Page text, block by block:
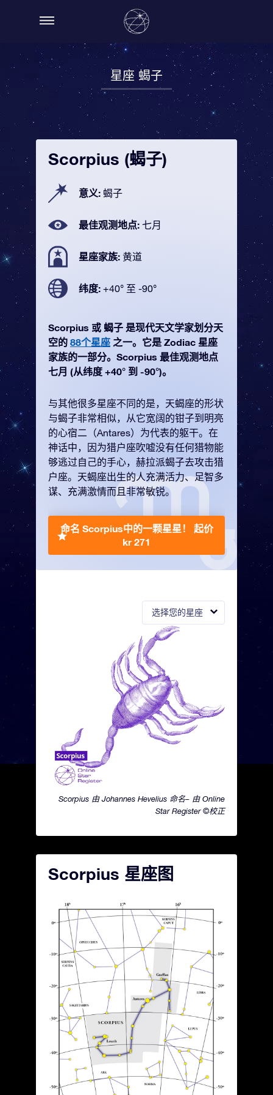
星座 蝎子
选择您的星座
Scorpius 由 Johannes Hevelius 命名– 由 Online
Star Register ©校正
Scorpius (蝎子)
意义: 蝎子
最佳观测地点: 七月
星座家族: 黄道
纬度: +40° 至 -90°
Scorpius 或 蝎子 是现代天文学家划分天
空的 88个星座 之一。它是 Zodiac 星座
家族的一部分。Scorpius 最佳观测地点
七月 (从纬度 +40° 到 -90°)。
与其他很多星座不同的是，天蝎座的形状
与蝎子非常相似，从它宽阔的钳子到明亮
的心宿二（Antares）为代表的躯干。在
神话中，因为猎户座吹嘘没有任何猎物能
够逃过自己的手心，赫拉派蝎子去攻击猎
户座。天蝎座出生的人充满活力、足智多
谋、充满激情而且非常敏锐。
命名 Scorpius中的一颗星星！ 起价
kr 271
Scorpius 星座图